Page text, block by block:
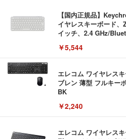
【国内正規品】
イヤレスキーボード
イッチ、2.4 GHz/
リーホワイト（かな印
￥5,544
エレコム ワイヤレス
ブレン 薄型 フルキー
BK
￥2,240
エレコム ワイヤレス